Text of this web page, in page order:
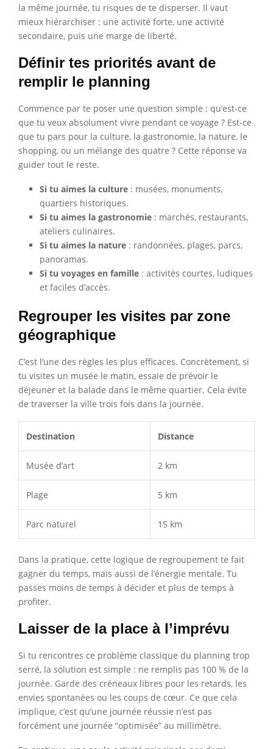
la même journée, tu risques de te disperser. Il vaut
mieux hiérarchiser : une activité forte, une activité
secondaire, puis une marge de liberté.
Définir tes priorités avant de
remplir le planning
Commence par te poser une question simple : qu’est-ce
que tu veux absolument vivre pendant ce voyage ? Est-ce
que tu pars pour la culture, la gastronomie, la nature, le
shopping, ou un mélange des quatre ? Cette réponse va
guider tout le reste.
Si tu aimes la culture : musées, monuments,
quartiers historiques.
Si tu aimes la gastronomie : marchés, restaurants,
ateliers culinaires.
Si tu aimes la nature : randonnées, plages, parcs,
panoramas.
Si tu voyages en famille : activités courtes, ludiques
et faciles d’accès.
Regrouper les visites par zone
géographique
C’est l’une des règles les plus efficaces. Concrètement, si
tu visites un musée le matin, essaie de prévoir le
déjeuner et la balade dans le même quartier. Cela évite
de traverser la ville trois fois dans la journée.
Destination Distance
Musée d’art 2 km
Plage 5 km
Parc naturel 15 km
Dans la pratique, cette logique de regroupement te fait
gagner du temps, mais aussi de l’énergie mentale. Tu
passes moins de temps à décider et plus de temps à
profiter.
Laisser de la place à l’imprévu
Si tu rencontres ce problème classique du planning trop
serré, la solution est simple : ne remplis pas 100 % de la
journée. Garde des créneaux libres pour les retards, les
envies spontanées ou les coups de cœur. Ce que cela
implique, c’est qu’une journée réussie n’est pas
forcément une journée “optimisée” au millimètre.